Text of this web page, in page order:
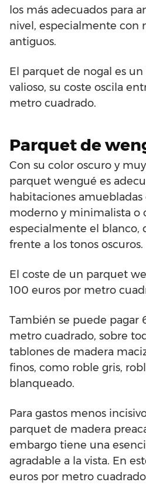
los más adecuados para
nivel, especialmente con
antiguos.
El parquet de nogal es
valioso, su coste oscila
metro cuadrado.
Parquet de
Con su color oscuro y
parquet wengué es
habitaciones
moderno y minimalista o
especialmente el blanco,
frente a los tonos oscuros.
El coste de un parquet
100 euros por metro
También se puede pagar
metro cuadrado, sobre
tablones de madera
finos, como roble gris,
blanqueado.
Para gastos menos
parquet de madera
embargo tiene una
agradable a la vista. En
euros por metro